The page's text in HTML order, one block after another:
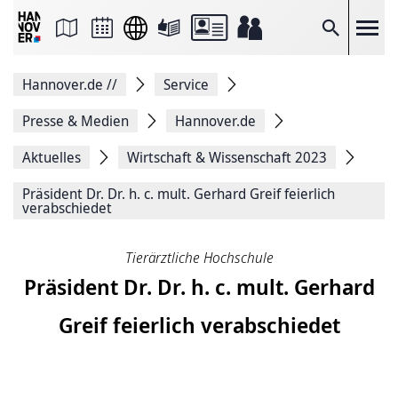
Suche
Seite
Facebook
teilen
Seitenlink
Seite
Drucken
Hannover.de //
Service
Presse & Medien
Hannover.de
Aktuelles
Wirtschaft & Wissenschaft 2023
Präsident Dr. Dr. h. c. mult. Gerhard Greif feierlich
verabschiedet
Tierärztliche Hochschule
Präsident Dr. Dr. h. c. mult. Gerhard
Greif feierlich verabschiedet